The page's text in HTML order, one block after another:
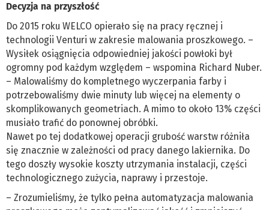
Decyzja na przyszłość
Do 2015 roku WELCO opierało się na pracy ręcznej i
technologii Venturi w zakresie malowania proszkowego. –
Wysiłek osiągnięcia odpowiedniej jakości powłoki był
ogromny pod każdym względem – wspomina Richard Nuber.
– Malowaliśmy do kompletnego wyczerpania farby i
potrzebowaliśmy dwie minuty lub więcej na elementy o
skomplikowanych geometriach. A mimo to około 13% części
musiało trafić do ponownej obróbki.
Nawet po tej dodatkowej operacji grubość warstw różniła
się znacznie w zależności od pracy danego lakiernika. Do
tego doszły wysokie koszty utrzymania instalacji, części
technologicznego zużycia, naprawy i przestoje.
– Zrozumieliśmy, że tylko pełna automatyzacja malowania